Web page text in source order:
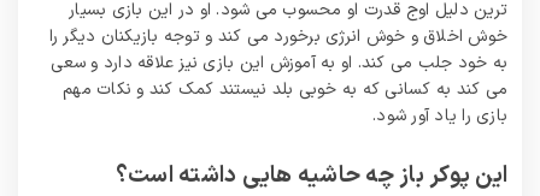
ترین دلیل اوج قدرت او محسوب می شود. او در این بازی بسیار
خوش اخلاق و خوش انرژی برخورد می کند و توجه بازیکنان دیگر را
به خود جلب می کند. او به آموزش این بازی نیز علاقه دارد و سعی
می کند به کسانی که به خوبی بلد نیستند کمک کند و نکات مهم
بازی را یاد آور شود.
این پوکر باز چه حاشیه هایی داشته است؟